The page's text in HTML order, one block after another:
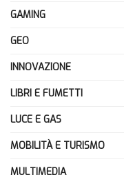
GAMING
GEO
INNOVAZIONE
LIBRI E FUMETTI
LUCE E GAS
MOBILITÀ E TURISMO
MULTIMEDIA